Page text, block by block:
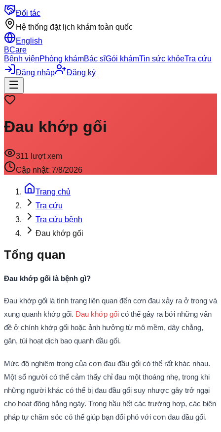
Đối tác
Hệ thống đặt lịch khám toàn quốc
English
BCare
Bệnh việnPhòng khámBác sĩGói khámTin sức khỏeTra cứu
Đăng nhập
Đăng ký
Đau khớp gối
311 lượt xem
Cập nhật: 7/8/2026
Trang chủ
Tra cứu
Tra cứu bệnh
Đau khớp gối
Tổng quan
Đau khớp gối là bệnh gì?
Đau khớp gối là tình trạng liên quan đến cơn đau xảy ra ở trong và
xung quanh khớp gối. Đau khớp gối có thể gây ra bởi những vấn
đề ở chính khớp gối hoặc ảnh hưởng từ mô mềm, dây chằng,
gân, túi hoạt dịch bao quanh đầu gối.
Mức độ nghiêm trọng của cơn đau đầu gối có thể rất khác nhau.
Một số người có thể cảm thấy chỉ đau một thoáng nhẹ, trong khi
những người khác có thể bị đau đầu gối suy nhược gây trở ngại
cho hoạt động hằng ngày. Trong hầu hết các trường hợp, các biện
pháp tự chăm sóc có thể giúp bạn đối phó với cơn đau đầu gối.